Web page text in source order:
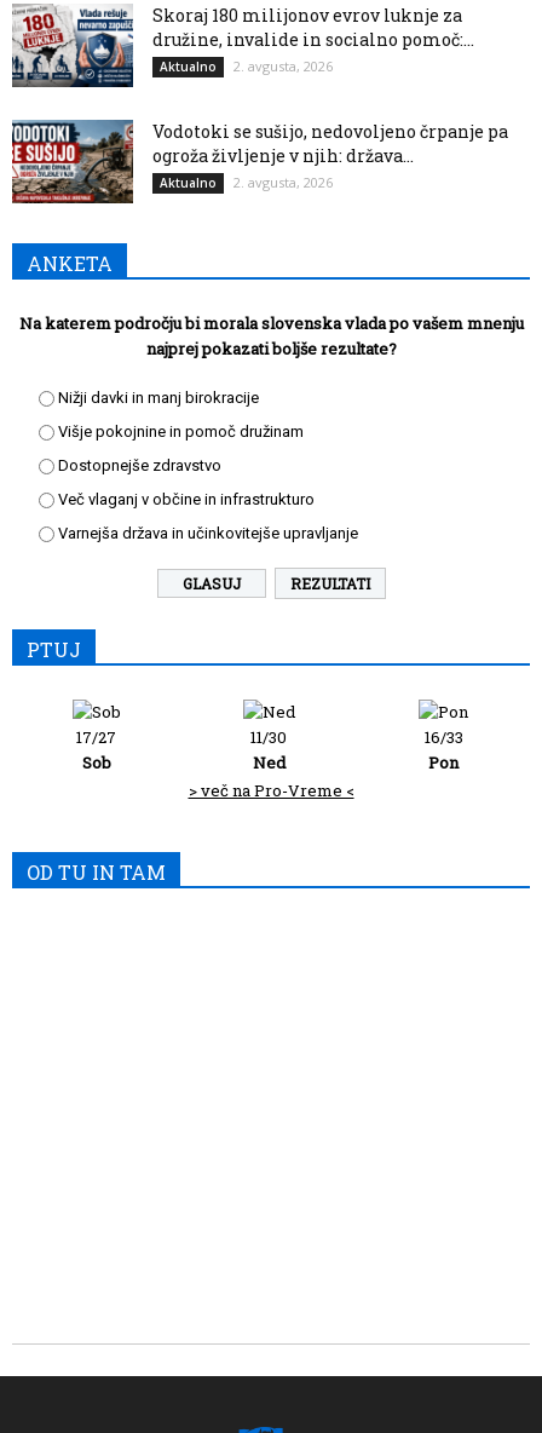
Skoraj 180 milijonov evrov luknje za
družine, invalide in socialno pomoč:...
Aktualno 2. avgusta, 2026
Vodotoki se sušijo, nedovoljeno črpanje pa
ogroža življenje v njih: država...
Aktualno 2. avgusta, 2026
ANKETA
Na katerem področju bi morala slovenska vlada po vašem mnenju
najprej pokazati boljše rezultate?
Nižji davki in manj birokracije
Višje pokojnine in pomoč družinam
Dostopnejše zdravstvo
Več vlaganj v občine in infrastrukturo
Varnejša država in učinkovitejše upravljanje
REZULTATI
PTUJ
17/27
Sob
11/30
Ned
16/33
Pon
> več na Pro-Vreme <
OD TU IN TAM